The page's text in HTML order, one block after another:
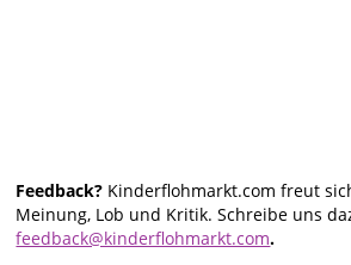
Feedback? Kinderflohmarkt.com freut
Meinung, Lob und Kritik. Schreibe uns
feedback@kinderflohmarkt.com.